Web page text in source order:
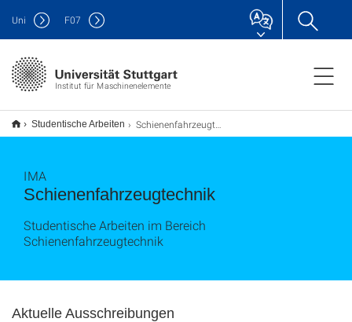
Institut für Maschinenelemente
Uni F07
Studentische Arbeiten Schienenfahrzeugtechnik
Schienenfahrzeugtechnik
IMA
Studentische Arbeiten im Bereich
Schienenfahrzeugtechnik
Aktuelle Ausschreibungen